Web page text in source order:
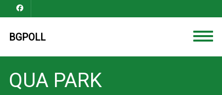
BGPOLL
QUA PARK